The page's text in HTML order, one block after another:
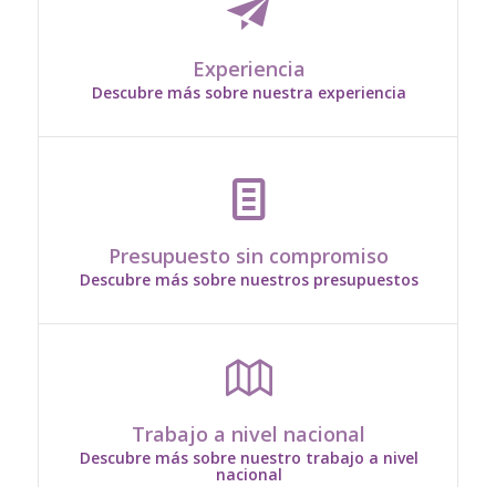
Experiencia
Descubre más sobre nuestra experiencia
Poseemos 17 años de recorriendo en el sector
Presupuesto sin compromiso
Descubre más sobre nuestros presupuestos
Enviamos presupuestos personalizados sin
Trabajo a nivel nacional
Descubre más sobre nuestro trabajo a nivel
nacional